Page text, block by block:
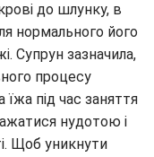
до шлунку, в
нормального його
Супрун зазначила,
процесу
під час заняття
нудотою і
Щоб уникнути